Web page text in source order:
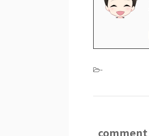
-
comment